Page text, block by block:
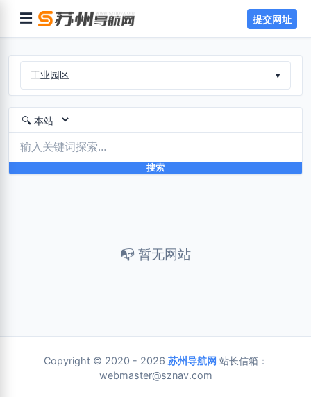
☰ 提交网址
工业园区 ▾
搜索
📭 暂无网站
Copyright © 2020 - 2026 苏州导航网 站长信箱：
webmaster@sznav.com